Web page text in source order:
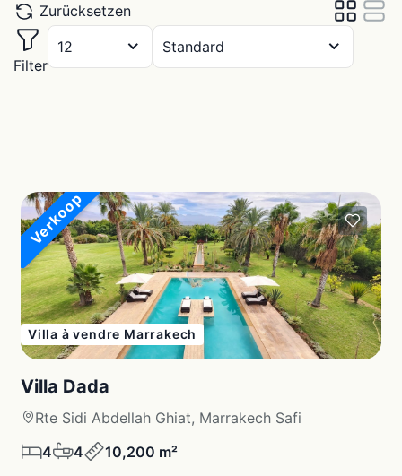
Zurücksetzen
Filter
12 Standard
Verkoop
Villa à vendre Marrakech
Villa Dada
Rte Sidi Abdellah Ghiat, Marrakech Safi
4
4 10,200 m²